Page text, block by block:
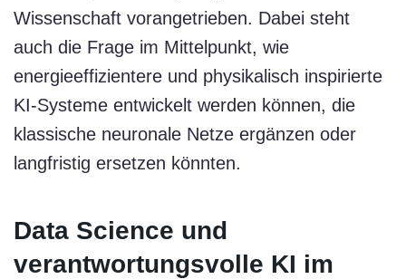
Wissenschaft vorangetrieben. Dabei steht
auch die Frage im Mittelpunkt, wie
energieeffizientere und physikalisch inspirierte
KI-Systeme entwickelt werden können, die
klassische neuronale Netze ergänzen oder
langfristig ersetzen könnten.
Data Science und
verantwortungsvolle KI im